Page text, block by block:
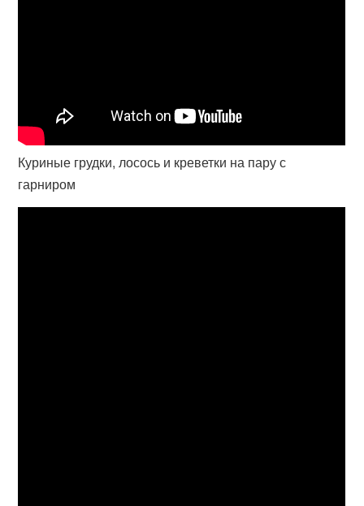
Куриные грудки, лосось и креветки на пару с
гарниром